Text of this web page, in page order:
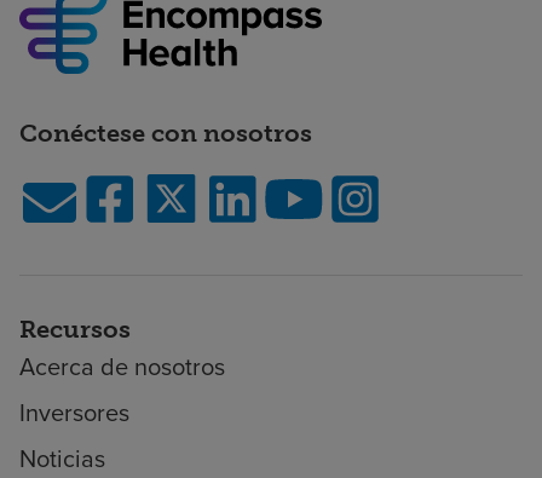
Conéctese con nosotros
Recursos
Acerca de nosotros
Inversores
Noticias